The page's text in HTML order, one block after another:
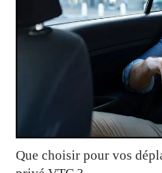
Que choisir pour vos